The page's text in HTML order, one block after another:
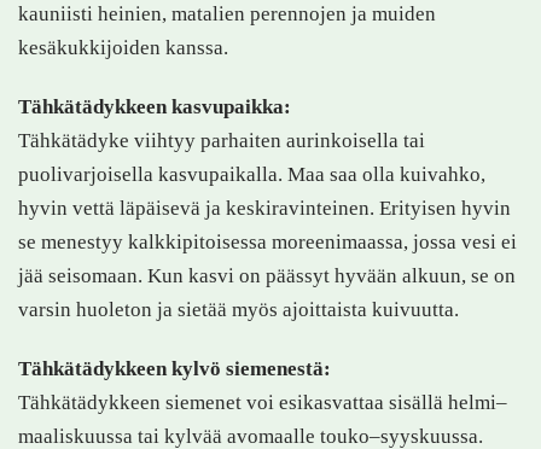
kauniisti heinien, matalien perennojen ja muiden
kesäkukkijoiden kanssa.
Tähkätädykkeen kasvupaikka:
Tähkätädyke viihtyy parhaiten aurinkoisella tai
puolivarjoisella kasvupaikalla. Maa saa olla kuivahko,
hyvin vettä läpäisevä ja keskiravinteinen. Erityisen hyvin
se menestyy kalkkipitoisessa moreenimaassa, jossa vesi ei
jää seisomaan. Kun kasvi on päässyt hyvään alkuun, se on
varsin huoleton ja sietää myös ajoittaista kuivuutta.
Tähkätädykkeen kylvö siemenestä:
Tähkätädykkeen siemenet voi esikasvattaa sisällä helmi–
maaliskuussa tai kylvää avomaalle touko–syyskuussa.